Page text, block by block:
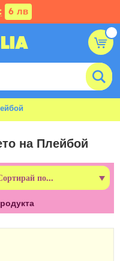
6 лв
на Плейбой